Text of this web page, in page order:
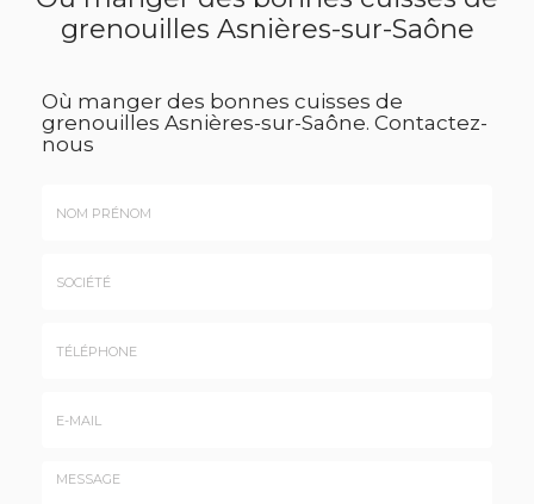
grenouilles Asnières-sur-Saône
Où manger des bonnes cuisses de
grenouilles Asnières-sur-Saône. Contactez-
nous